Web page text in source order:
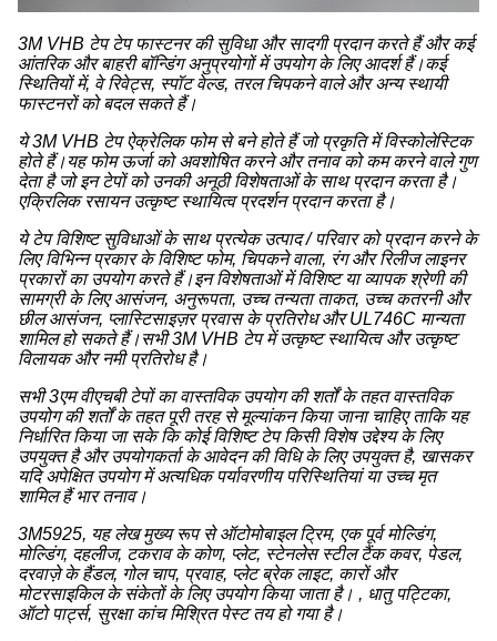
3M VHB टेप टेप फास्टनर की सुविधा और सादगी प्रदान करते हैं और कई
आंतरिक और बाहरी बॉन्डिंग अनुप्रयोगों में उपयोग के लिए आदर्श हैं।कई
स्थितियों में, वे रिवेट्स, स्पॉट वेल्ड, तरल चिपकने वाले और अन्य स्थायी
फास्टनरों को बदल सकते हैं।
ये 3M VHB टेप ऐक्रेलिक फोम से बने होते हैं जो प्रकृति में विस्कोलेस्टिक
होते हैं।यह फोम ऊर्जा को अवशोषित करने और तनाव को कम करने वाले गुण
देता है जो इन टेपों को उनकी अनूठी विशेषताओं के साथ प्रदान करता है।
एक्रिलिक रसायन उत्कृष्ट स्थायित्व प्रदर्शन प्रदान करता है।
ये टेप विशिष्ट सुविधाओं के साथ प्रत्येक उत्पाद / परिवार को प्रदान करने के
लिए विभिन्न प्रकार के विशिष्ट फोम, चिपकने वाला, रंग और रिलीज लाइनर
प्रकारों का उपयोग करते हैं।इन विशेषताओं में विशिष्ट या व्यापक श्रेणी की
सामग्री के लिए आसंजन, अनुरूपता, उच्च तन्यता ताकत, उच्च कतरनी और
छील आसंजन, प्लास्टिसाइज़र प्रवास के प्रतिरोध और UL746C मान्यता
शामिल हो सकते हैं।सभी 3M VHB टेप में उत्कृष्ट स्थायित्व और उत्कृष्ट
विलायक और नमी प्रतिरोध है।
सभी 3एम वीएचबी टेपों का वास्तविक उपयोग की शर्तों के तहत वास्तविक
उपयोग की शर्तों के तहत पूरी तरह से मूल्यांकन किया जाना चाहिए ताकि यह
निर्धारित किया जा सके कि कोई विशिष्ट टेप किसी विशेष उद्देश्य के लिए
उपयुक्त है और उपयोगकर्ता के आवेदन की विधि के लिए उपयुक्त है, खासकर
यदि अपेक्षित उपयोग में अत्यधिक पर्यावरणीय परिस्थितियां या उच्च मृत
शामिल हैं भार तनाव।
3M5925, यह लेख मुख्य रूप से ऑटोमोबाइल ट्रिम, एक पूर्व मोल्डिंग,
मोल्डिंग, दहलीज, टकराव के कोण, प्लेट, स्टेनलेस स्टील टैंक कवर, पेडल,
दरवाज़े के हैंडल, गोल चाप, प्रवाह, प्लेट ब्रेक लाइट, कारों और
मोटरसाइकिल के संकेतों के लिए उपयोग किया जाता है। , धातु पट्टिका,
ऑटो पार्ट्स, सुरक्षा कांच मिश्रित पेस्ट तय हो गया है।